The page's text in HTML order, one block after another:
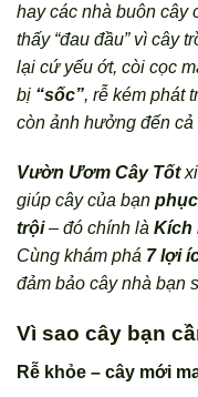
hay các nhà buôn cây
thấy “đau đầu” vì cây
lại cứ yếu ớt, còi cọc
bị “sốc”, rễ kém phát
còn ảnh hưởng đến
Vườn Ươm Cây Tốt
giúp cây của bạn
trội– đó chính là Kích
Cùng khám phá 7 lợi
đảm bảo cây nhà bạn
Vì sao cây bạn
Rễ khỏe – cây mới